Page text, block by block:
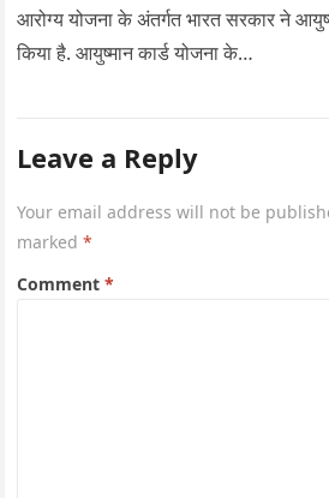
आरोग्य योजना के अंतर्गत भारत सरकार ने
किया है. आयुष्मान कार्ड योजना के…
Leave a Reply
Your email address will not be
marked*
Comment*